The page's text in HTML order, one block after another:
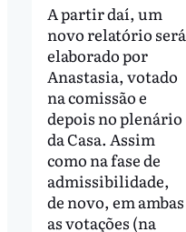
A partir daí, um
novo relatório será
elaborado por
Anastasia, votado
na comissão e
depois no plenário
da Casa. Assim
como na fase de
admissibilidade,
de novo, em ambas
as votações (na